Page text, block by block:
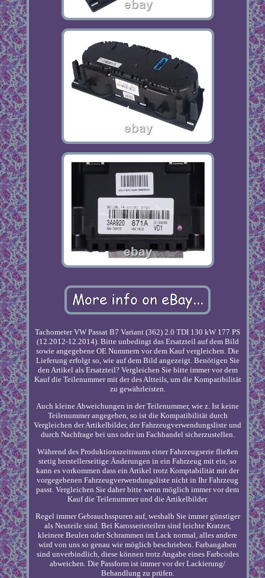
Tachometer VW Passat B7 Variant (362) 2.0 TDI 130 kW 177 PS
(12.2012-12.2014). Bitte unbedingt das Ersatzteil auf dem Bild
sowie angegebene OE Nummern vor dem Kauf vergleichen. Die
Lieferung erfolgt so, wie auf dem Bild angezeigt. Benötigen Sie
den Artikel als Ersatzteil? Vergleichen Sie bitte immer vor dem
Kauf die Teilenummer mit der des Altteils, um die Kompatibilität
zu gewährleisten.
Auch kleine Abweichungen in der Teilenummer, wie z. Ist keine
Teilenummer angegeben, so ist die Kompatibilität durch
Vergleichen der Artikelbilder, der Fahrzeugverwendungsliste und
durch Nachfrage bei uns oder im Fachhandel sicherzustellen.
Während des Produktionszeitraums einer Fahrzeugserie fließen
stetig herstellerseitige Änderungen in ein Fahrzeug mit ein, so
kann es vorkommen dass ein Artikel trotz Komptabilität mit der
vorgegebenen Fahrzeugverwendungsliste nicht in Ihr Fahrzeug
passt. Vergleichen Sie daher bitte wenn möglich immer vor dem
Kauf die Teilenummer und die Artikelbilder.
Regel immer Gebrauchsspuren auf, weshalb Sie immer günstiger
als Neuteile sind. Bei Karosserieteilen sind leichte Kratzer,
kleinere Beulen oder Schrammen im Lack normal, alles andere
wird von uns so genau wie möglich beschrieben. Farbangaben
sind unverbindlich, diese können trotz Angabe eines Farbcodes
abweichen. Die Passform ist immer vor der Lackierung/
Behandlung zu prüfen.